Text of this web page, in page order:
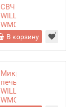
СВЧ
WILLMARK
WMO-
203GMW
В корзину
Микроволновая
печь
WILLMARK
WMO-